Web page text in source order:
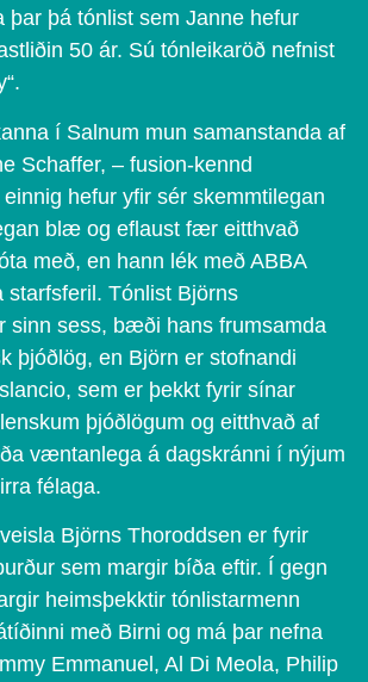
þar þá tónlist sem Janne hefur
50 ár. Sú tónleikaröð nefnist
í Salnum mun samanstanda af
Schaffer, – fusion-kennd
hefur yfir sér skemmtilegan
blæ og eflaust fær eitthvað
með, en hann lék með ABBA
Tónlist Björns
sinn sess, bæði hans frumsamda
þjóðlög, en Björn er stofnandi
sem er þekkt fyrir sínar
þjóðlögum og eitthvað af
væntanlega á dagskránni í nýjum
félaga.
Björns Thoroddsen er fyrir
sem margir bíða eftir. Í gegn
heimsþekktir tónlistarmenn
með Birni og má þar nefna
Emmanuel, Al Di Meola, Philip